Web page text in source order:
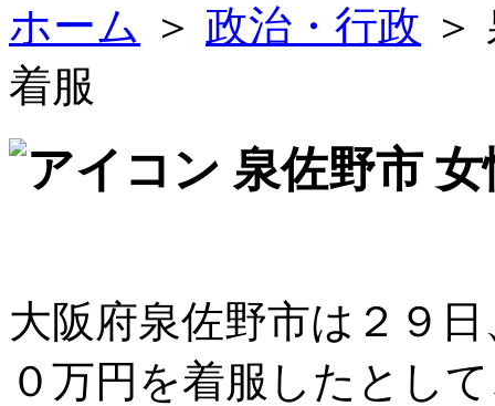
ホーム ＞ 政治・行政 ＞
着服
泉佐野市
大阪府泉佐野市は２９
０万円を着服したとし